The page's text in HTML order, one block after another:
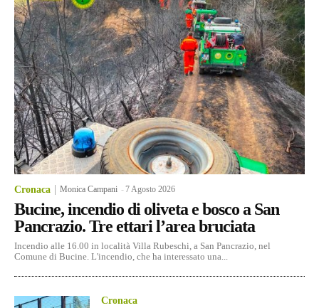
Cronaca Monica Campani -7 Agosto 2026
Bucine, incendio di oliveta e bosco a San
Pancrazio. Tre ettari l’area bruciata
Incendio alle 16.00 in località Villa Rubeschi, a San Pancrazio, nel
Comune di Bucine. L'incendio, che ha interessato una...
Cronaca